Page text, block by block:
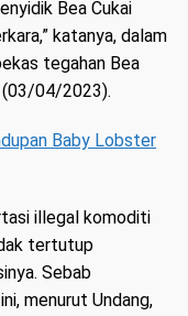
Bea Cukai
katanya, dalam
tegahan Bea
(03/04/2023).
Baby Lobster
illegal komoditi
tertutup
Sebab
menurut Undang,